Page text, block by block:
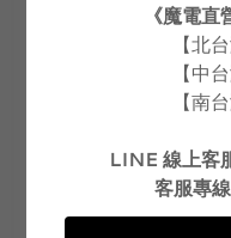
D+ HYUNDAI
D+ LUXGEN n7 安卓
SPPF 噴塗式改色保護
TESLA MD-360 特斯拉
《魔電直
【北
【中
【南
LINE 線上客
客服專線